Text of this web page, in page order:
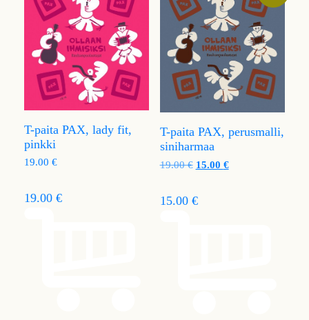
T-paita PAX, lady fit,
pinkki
19.00 €
19.00 €
T-paita PAX, perusmalli,
siniharmaa
19.00€ 15.00 €
15.00 €